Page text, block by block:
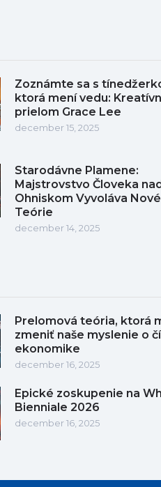
Zoznámte sa s
ktorá mení vedu:
prielom Grace Lee
december 15, 2025
Starodávne Plamene:
Majstrovstvo Človeka
Ohniskom Vyvoláva Nové
Teórie
december 14, 2025
Prelomová teória, ktorá
zmeniť naše myslenie o
ekonomike
december 16, 2025
Epické zoskupenie na
Bienniale 2026
december 16, 2025